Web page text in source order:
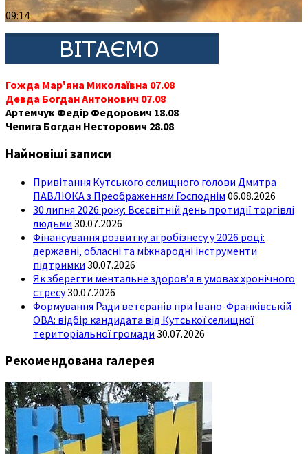
09:14
Гожда Мар'яна Миколаївна 07.08
Девда Богдан Антонович 07.08
Артемчук Федір Федорович 18.08
Чепига Богдан Несторович 28.08
Найновіші записи
Привітання Кутського селищного голови Дмитра
ПАВЛЮКА з Преображенням Господнім 06.08.2026
30 липня 2026 року: Всесвітній день протидії торгівлі
людьми 30.07.2026
Фінансування розвитку агробізнесу у 2026 році:
державні, обласні та міжнародні інструменти
підтримки 30.07.2026
Як зберегти ментальне здоров’я в умовах хронічного
стресу30.07.2026
Формування Ради ветеранів при Івано-Франківській
ОВА: відбір кандидата від Кутської селищної
територіальної громади 30.07.2026
Рекомендована галерея